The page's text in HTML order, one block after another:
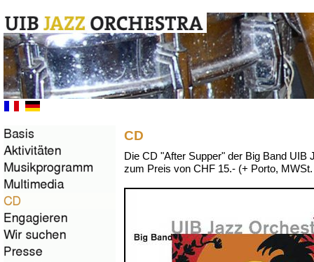
CD
Die CD "After Supper" der Big Band UIB
zum Preis von CHF 15.- (+ Porto,